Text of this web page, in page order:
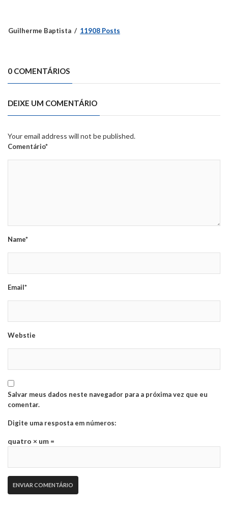
Guilherme Baptista 11908 Posts
0 COMENTÁRIOS
DEIXE UM COMENTÁRIO
Your email address will not be published.
Comentário*
Name*
Email*
Webstie
Salvar meus dados neste navegador para a próxima vez que eu
comentar.
Digite uma resposta em números:
quatro × um =